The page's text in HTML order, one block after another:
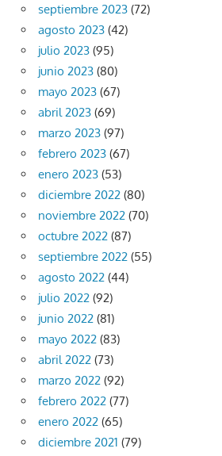
septiembre 2023 (72)
agosto 2023 (42)
julio 2023 (95)
junio 2023 (80)
mayo 2023 (67)
abril 2023 (69)
marzo 2023 (97)
febrero 2023 (67)
enero 2023 (53)
diciembre 2022 (80)
noviembre 2022 (70)
octubre 2022 (87)
septiembre 2022 (55)
agosto 2022 (44)
julio 2022 (92)
junio 2022 (81)
mayo 2022 (83)
abril 2022 (73)
marzo 2022 (92)
febrero 2022 (77)
enero 2022 (65)
diciembre 2021 (79)